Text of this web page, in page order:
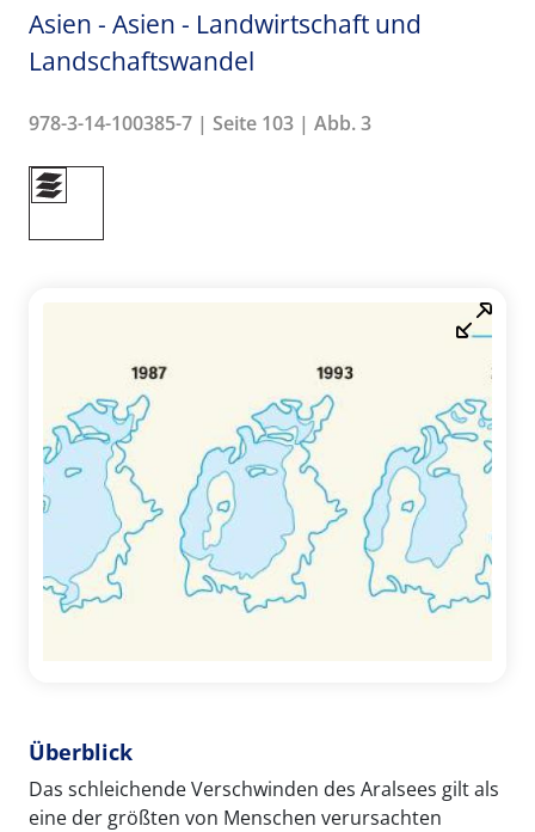
Asien - Asien - Landwirtschaft und
Landschaftswandel
978-3-14-100385-7 | Seite 103 | Abb. 3
Überblick
Das schleichende Verschwinden des Aralsees gilt als
eine der größten von Menschen verursachten